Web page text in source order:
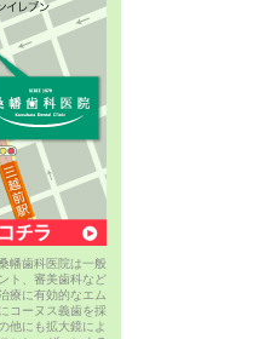
幡歯科医院は一般
ト、審美歯科など
療に有効的なエム
コーヌス義歯を採
他にも拡大鏡によ